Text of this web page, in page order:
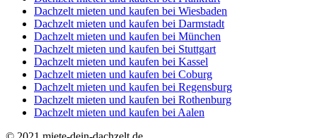
Dachzelt mieten und kaufen bei Wiesbaden
Dachzelt mieten und kaufen bei Darmstadt
Dachzelt mieten und kaufen bei München
Dachzelt mieten und kaufen bei Stuttgart
Dachzelt mieten und kaufen bei Kassel
Dachzelt mieten und kaufen bei Coburg
Dachzelt mieten und kaufen bei Regensburg
Dachzelt mieten und kaufen bei Rothenburg
Dachzelt mieten und kaufen bei Aalen